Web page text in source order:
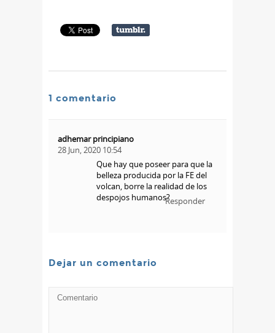
1 comentario
adhemar principiano
28 Jun, 2020 10:54
Que hay que poseer para que la
belleza producida por la FE del
volcan, borre la realidad de los
despojos humanos?Responder
Dejar un comentario